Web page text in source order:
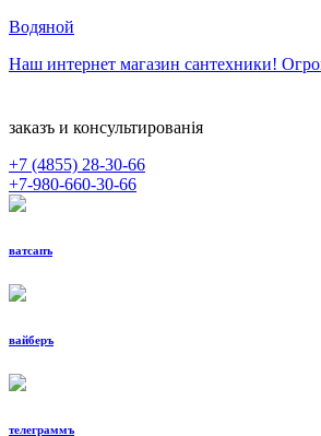
Водяной
Наш интернет магазин сантехники!
заказъ и консультированiя
+7 (4855) 28-30-66
+7-980-660-30-66
ватсапъ
вайберъ
телеграммъ